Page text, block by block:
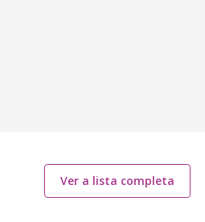
Ver a lista completa